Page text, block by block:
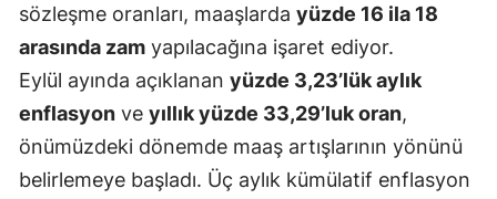
Isparta
Mersin
İstanbul
İzmir
sözleşme oranları, maaşlarda yüzde 16 ila 18
arasında zam yapılacağına işaret ediyor.
Eylül ayında açıklanan yüzde 3,23’lük aylık
enflasyon ve yıllık yüzde 33,29’luk oran,
önümüzdeki dönemde maaş artışlarının yönünü
belirlemeye başladı. Üç aylık kümülatif enflasyon